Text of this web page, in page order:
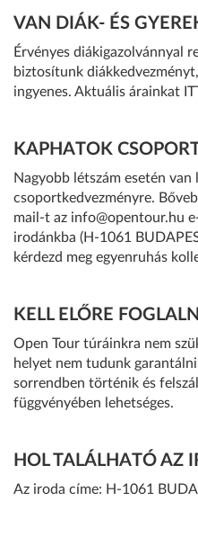
VAN DIÁK- ÉS
Érvényes diákigazolvánnyal
biztosítunk
ingyenes. Aktuális árainkat
KAPHATOK
Nagyobb létszám esetén van
csoportkedvezményre.
mail-t az info@opentour.hu
irodánkba (H-1061
kérdezd meg egyenruhás
KELL ELŐRE
Open Tour túráinkra nem
helyet nem tudunk
sorrendben történik és
függvényében lehetséges.
HOL TALÁLHATÓ AZ
Az iroda címe: H-1061